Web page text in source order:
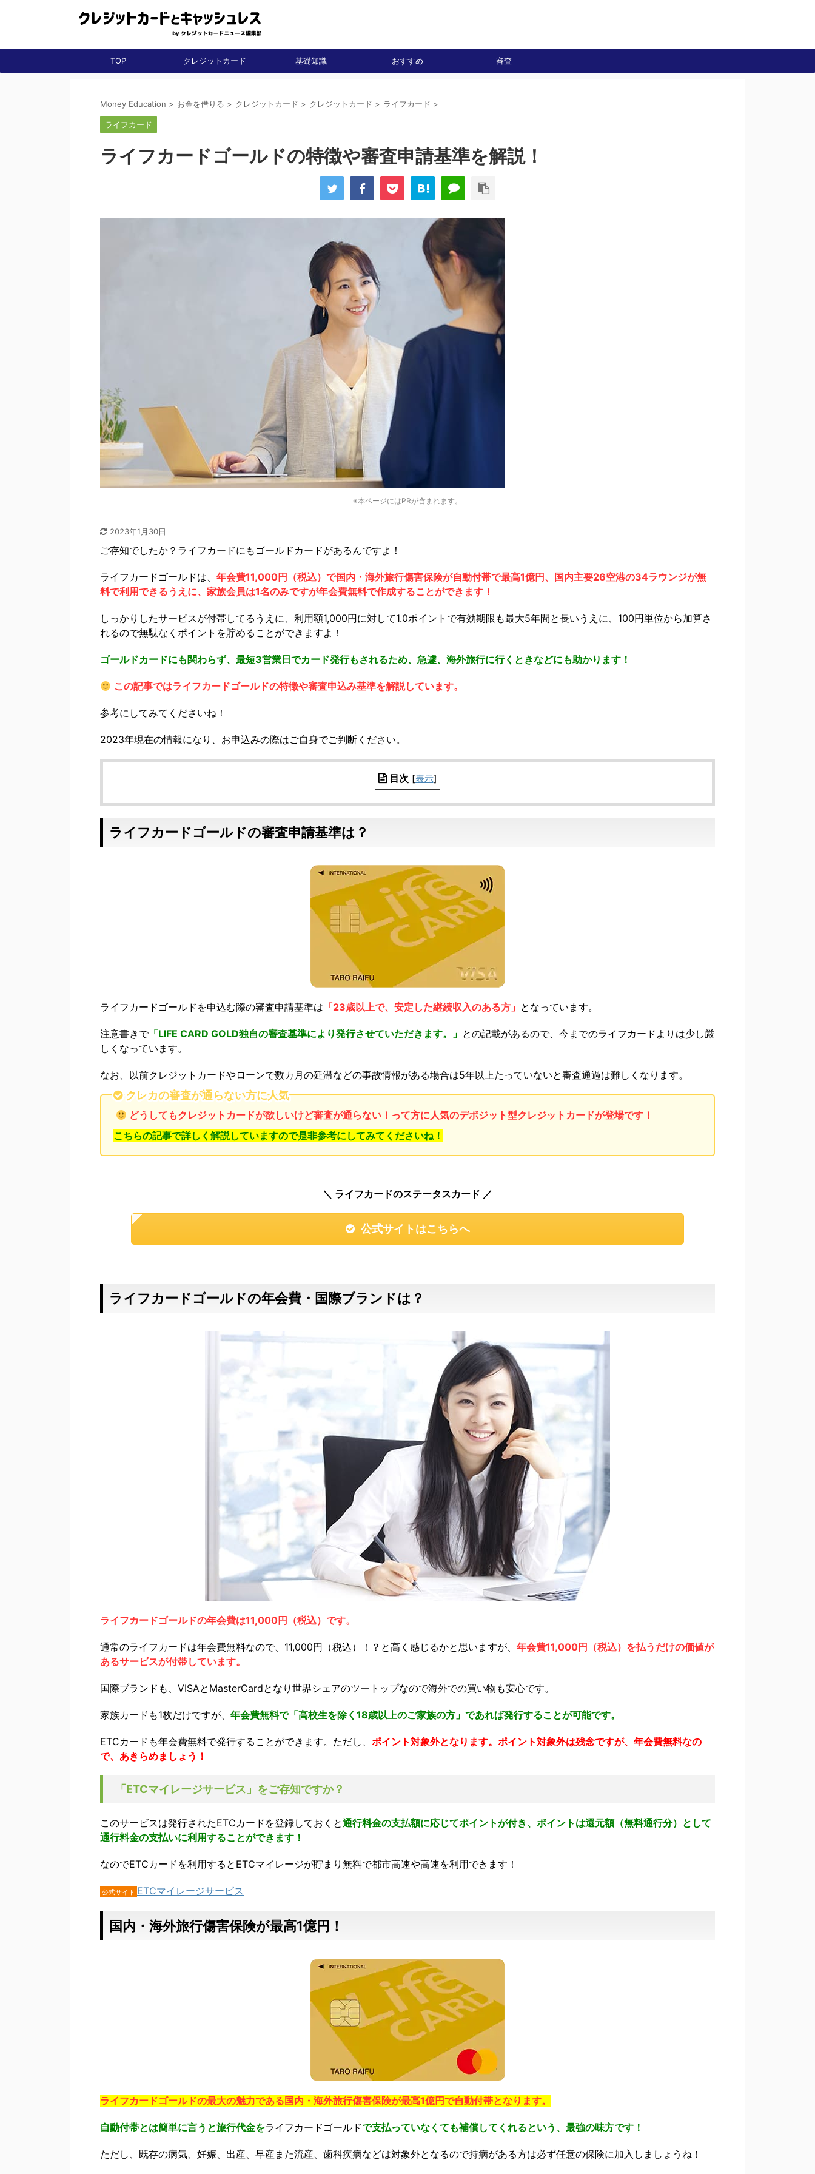
TOP クレジットカード 基礎知識 おすすめ 審査
Money Education > お金を借りる > クレジットカード > クレジットカード > ライフカード >
ライフカード
ライフカードゴールドの特徴や審査申請基準を解説！
※本ページにはPRが含まれます。
2023年1月30日
ご存知でしたか？ライフカードにもゴールドカードがあるんですよ！
ライフカードゴールドは、 年会費11,000円（税込）で国内・海外旅行傷害保険が自動付帯で最高1億円、国内主要26空港の34ラウンジが無
料で利用できるうえに、家族会員は1名のみですが年会費無料で作成することができます！
しっかりしたサービスが付帯してるうえに、利用額1,000円に対して1.0ポイントで有効期限も最大5年間と長いうえに、100円単位から加算さ
れるので無駄なくポイントを貯めることができますよ！
ゴールドカードにも関わらず、最短3営業日でカード発行もされるため、急遽、海外旅行に行くときなどにも助かります！
この記事ではライフカードゴールドの特徴や審査申込み基準を解説しています。
参考にしてみてくださいね！
2023年現在の情報になり、お申込みの際はご自身でご判断ください。
目次 [表示]
ライフカードゴールドの審査申請基準は？
ライフカードゴールドを申込む際の審査申請基準は 「23歳以上で、安定した継続収入のある方」 となっています。
注意書きで「LIFE CARD GOLD独自の審査基準により発行させていただきます。」 との記載があるので、今までのライフカードよりは少し厳
しくなっています。
なお、以前クレジットカードやローンで数カ月の延滞などの事故情報がある場合は5年以上たっていないと審査通過は難しくなります。
クレカの審査が通らない方に人気
どうしてもクレジットカードが欲しいけど審査が通らない！って方に人気のデポジット型クレジットカードが登場です！
こちらの記事で詳しく解説していますので是非参考にしてみてくださいね！
＼ ライフカードのステータスカード ／
公式サイトはこちらへ
ライフカードゴールドの年会費・国際ブランドは？
ライフカードゴールドの年会費は11,000円（税込）です。
通常のライフカードは年会費無料なので、11,000円（税込）！？と高く感じるかと思いますが、 年会費11,000円（税込）を払うだけの価値が
あるサービスが付帯しています。
国際ブランドも、VISAとMasterCardとなり世界シェアのツートップなので海外での買い物も安心です。
家族カードも1枚だけですが、 年会費無料で「高校生を除く18歳以上のご家族の方」であれば発行することが可能です。
ETCカードも年会費無料で発行することができます。ただし、 ポイント対象外となります。ポイント対象外は残念ですが、年会費無料なの
で、あきらめましょう！
「ETCマイレージサービス」をご存知ですか？
このサービスは発行されたETCカードを登録しておくと通行料金の支払額に応じてポイントが付き、ポイントは還元額（無料通行分）として
通行料金の支払いに利用することができます！
なのでETCカードを利用するとETCマイレージが貯まり無料で都市高速や高速を利用できます！
公式サイト ETCマイレージサービス
国内・海外旅行傷害保険が最高1億円！
ライフカードゴールドの最大の魅力である国内・海外旅行傷害保険が最高1億円で自動付帯となります。
自動付帯とは簡単に言うと旅行代金をライフカードゴールドで支払っていなくても補償してくれるという、最強の味方です！
ただし、既存の病気、妊娠、出産、早産また流産、歯科疾病などは対象外となるので持病がある方は必ず任意の保険に加入しましょうね！